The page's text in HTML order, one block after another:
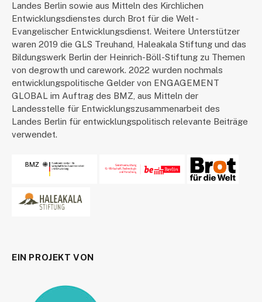
Landes Berlin sowie aus Mitteln des Kirchlichen
Entwicklungsdienstes durch Brot für die Welt -
Evangelischer Entwicklungsdienst. Weitere Unterstützer
waren 2019 die GLS Treuhand, Haleakala Stiftung und das
Bildungswerk Berlin der Heinrich-Böll-Stiftung zu Themen
von degrowth und carework. 2022 wurden nochmals
entwicklungspolitische Gelder von ENGAGEMENT
GLOBAL im Auftrag des BMZ, aus Mitteln der
Landesstelle für Entwicklungszusammenarbeit des
Landes Berlin für entwicklungspolitisch relevante Beiträge
verwendet.
EIN PROJEKT VON